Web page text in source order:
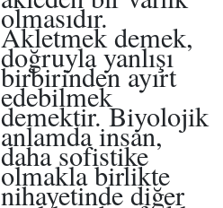
olmasıdır.
Akletmek demek,
doğruyla yanlışı
birbirinden ayırt
edebilmek
demektir. Biyolojik
anlamda insan,
daha sofistike
olmakla birlikte
nihayetinde diğer